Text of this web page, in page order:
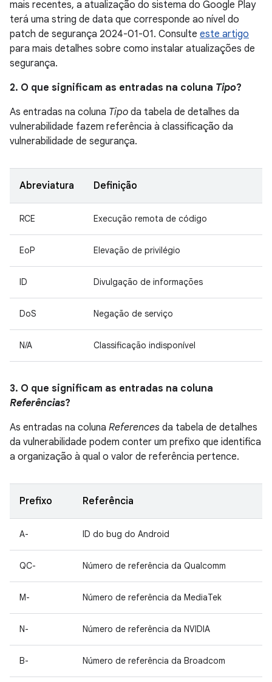
mais recentes, a atualização do sistema do Google Play
terá uma string de data que corresponde ao nível do
patch de segurança 2024-01-01. Consulte este artigo
para mais detalhes sobre como instalar atualizações de
segurança.
2. O que significam as entradas na coluna Tipo?
As entradas na coluna Tipo da tabela de detalhes da
vulnerabilidade fazem referência à classificação da
vulnerabilidade de segurança.
Abreviatura Definição
RCE Execução remota de código
EoP Elevação de privilégio
ID Divulgação de informações
DoS Negação de serviço
N/A Classificação indisponível
3. O que significam as entradas na coluna
Referências?
As entradas na coluna References da tabela de detalhes
da vulnerabilidade podem conter um prefixo que identifica
a organização à qual o valor de referência pertence.
Prefixo Referência
A- ID do bug do Android
QC- Número de referência da Qualcomm
M- Número de referência da MediaTek
N- Número de referência da NVIDIA
B- Número de referência da Broadcom